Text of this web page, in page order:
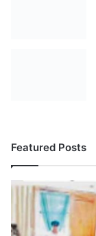
Featured Posts
चपरासी
बने